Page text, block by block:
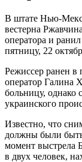
В штате Нью-
вестерна
оператора и
пятницу, 22
Режиссер ранен в
оператор Галина
больницу, однако
украинского
Известно, что
должны были
момент выстрела
в двух человек,